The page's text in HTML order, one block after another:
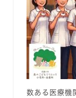
数ある医療機